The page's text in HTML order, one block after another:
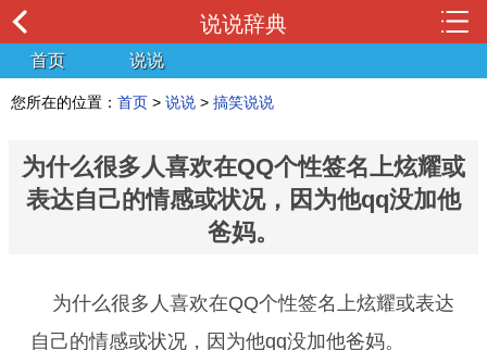
说说辞典
首页 说说
您所在的位置： 首页 > 说说 > 搞笑说说
为什么很多人喜欢在QQ个性签名上炫耀或
表达自己的情感或状况，因为他qq没加他
爸妈。
为什么很多人喜欢在QQ个性签名上炫耀或表达
自己的情感或状况，因为他qq没加他爸妈。